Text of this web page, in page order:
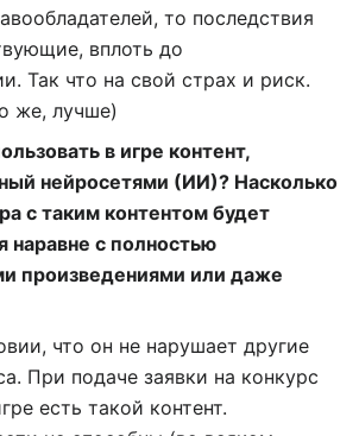
то последствия
вплоть до
Так что на свой страх и риск.
же, лучше)
в игре контент,
нейросетями (ИИ)? Насколько
с таким контентом будет
наравне с полностью
произведениями или даже
что он не нарушает другие
При подаче заявки на конкурс
есть такой контент.